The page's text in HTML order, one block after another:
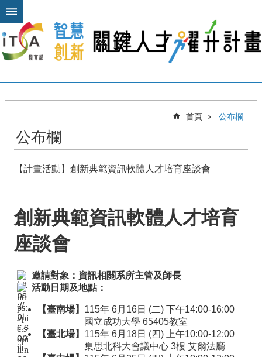
跳到主要內容區塊
進
搜
尋
本
計
計
平
競
賽
評
量
首頁 公布欄
公布欄
【計畫活動】創新典範資訊軟體人才培育座談會
創新典範資訊軟體人才培育
座談會
邀請對象：資訊相關系所主管及師長
活動日期及地點：
【臺南場】 115年 6月 16日 (二) 下午14:00-16:00
國立成功大學 65405教室
【臺北場】 115年 6月 18日 (四) 上午10:00-12:00
集思北科大會議中心 3樓 艾爾法廳